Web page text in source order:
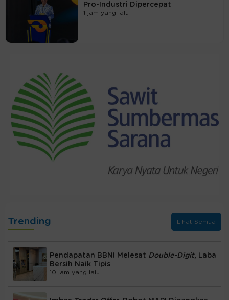
Pro-Industri Dipercepat
1 jam yang lalu
Trending Lihat Semua
Pendapatan BBNI Melesat Double-Digit, Laba
Bersih Naik Tipis
10 jam yang lalu